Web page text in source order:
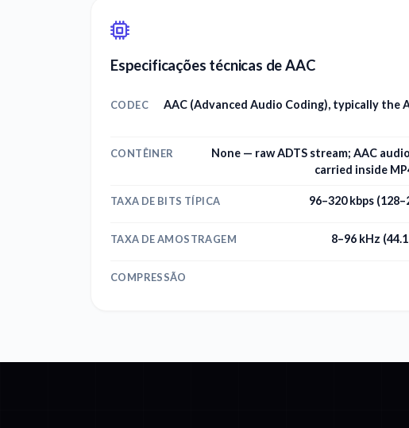
Especificações técnicas de AAC
CODEC
AAC (Advanced Audio Coding), typically the
CONTÊINER
None — raw ADTS stream; AAC
carried inside
TAXA DE BITS TÍPICA 96–320 kbps
TAXA DE AMOSTRAGEM 8–96 kHz
COMPRESSÃO